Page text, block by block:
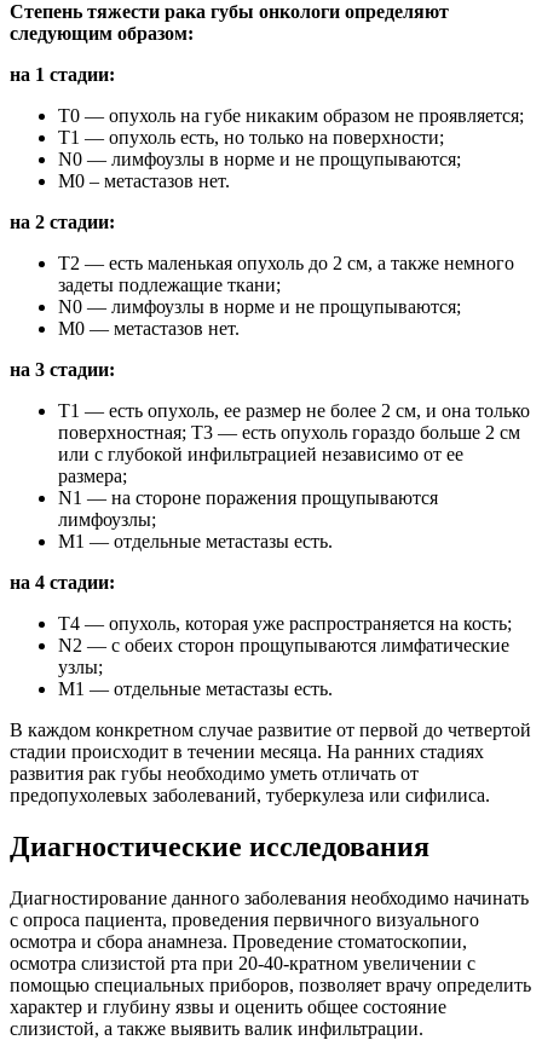
Степень тяжести рака губы онкологи определяют
следующим образом:
на 1 стадии:
Т0 — опухоль на губе никаким образом не проявляется;
Т1 — опухоль есть, но только на поверхности;
N0 — лимфоузлы в норме и не прощупываются;
М0 – метастазов нет.
на 2 стадии:
Т2 — есть маленькая опухоль до 2 см, а также немного
задеты подлежащие ткани;
N0 — лимфоузлы в норме и не прощупываются;
М0 — метастазов нет.
на 3 стадии:
Т1 — есть опухоль, ее размер не более 2 см, и она только
поверхностная; Т3 — есть опухоль гораздо больше 2 см
или с глубокой инфильтрацией независимо от ее
размера;
N1 — на стороне поражения прощупываются
лимфоузлы;
M1 — отдельные метастазы есть.
на 4 стадии:
Т4 — опухоль, которая уже распространяется на кость;
N2 — с обеих сторон прощупываются лимфатические
узлы;
M1 — отдельные метастазы есть.
В каждом конкретном случае развитие от первой до четвертой
стадии происходит в течении месяца. На ранних стадиях
развития рак губы необходимо уметь отличать от
предопухолевых заболеваний, туберкулеза или сифилиса.
Диагностические исследования
Диагностирование данного заболевания необходимо начинать
с опроса пациента, проведения первичного визуального
осмотра и сбора анамнеза. Проведение стоматоскопии,
осмотра слизистой рта при 20-40-кратном увеличении с
помощью специальных приборов, позволяет врачу определить
характер и глубину язвы и оценить общее состояние
слизистой, а также выявить валик инфильтрации.